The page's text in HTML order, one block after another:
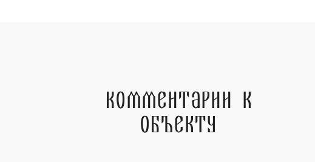
Комментарии к
объекту